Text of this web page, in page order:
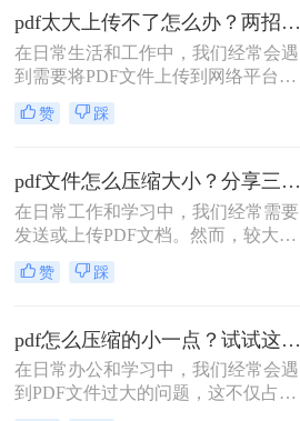
PDF压缩方法。
pdf太大上传不了怎么办？两招帮你解决！
在日常生活和工作中，我们经常会遇
到需要将PDF文件上传到网络平台或
发送给他人的情况。然而，有时PDF
文件过大，导致无法顺利上传或发
本文将介绍两种解决PDF文件过大无
法上传的方法，帮助你轻松应对这一
问题。
赞 踩
pdf文件怎么压缩大小？分享三种实用压缩方法！
在日常工作和学习中，我们经常需要
发送或上传PDF文档。然而，较大的
文件可能会导致传输缓慢或者无法满
足上传限制。那么pdf文件怎么压缩大
缩方法，帮助你轻松减小文件大小。
赞 踩
pdf怎么压缩的小一点？试试这三种实用压缩方法！
在日常办公和学习中，我们经常会遇
到PDF文件过大的问题，这不仅占用
了大量的存储空间，还影响了文件的